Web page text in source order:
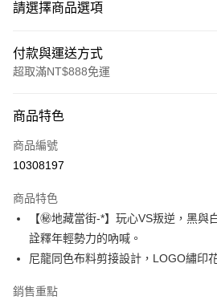
請選擇商品選項
付款與運送方式
超取滿NT$888免運
信用卡一次付款
超商取貨付款
Apple Pay
街口支付
商品特色
商品編號
10308197
商品特色
【㊙地藏當街-*】玩心VS叛逆，黑
詮釋年輕勢力的吶喊。
尼龍同色布料剪接設計，LOGO繡印
銷售重點